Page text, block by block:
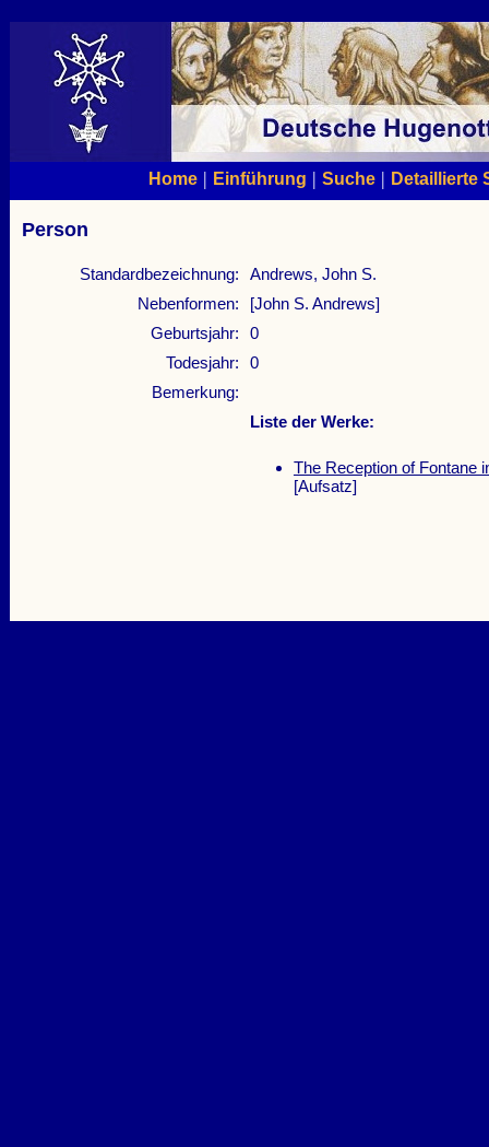
Home| Einführung | Suche| Detaillierte
Person
Standardbezeichnung:
Andrews, John S.
Nebenformen:
[John S. Andrews]
Geburtsjahr:
0
Todesjahr:
0
Bemerkung:
Liste der Werke:
The Reception of Fontane
[Aufsatz]